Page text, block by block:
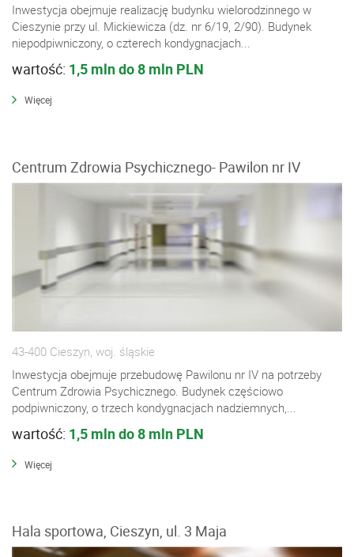
Inwestycja obejmuje realizację budynku wielorodzinnego w
Cieszynie przy ul. Mickiewicza (dz. nr 6/19, 2/90). Budynek
niepodpiwniczony, o czterech kondygnacjach...
wartość: 1,5 mln do 8 mln PLN
Więcej
Centrum Zdrowia Psychicznego- Pawilon nr IV
43-400 Cieszyn, woj. śląskie
Inwestycja obejmuje przebudowę Pawilonu nr IV na potrzeby
Centrum Zdrowia Psychicznego. Budynek częściowo
podpiwniczony, o trzech kondygnacjach nadziemnych,...
wartość: 1,5 mln do 8 mln PLN
Więcej
Hala sportowa, Cieszyn, ul. 3 Maja